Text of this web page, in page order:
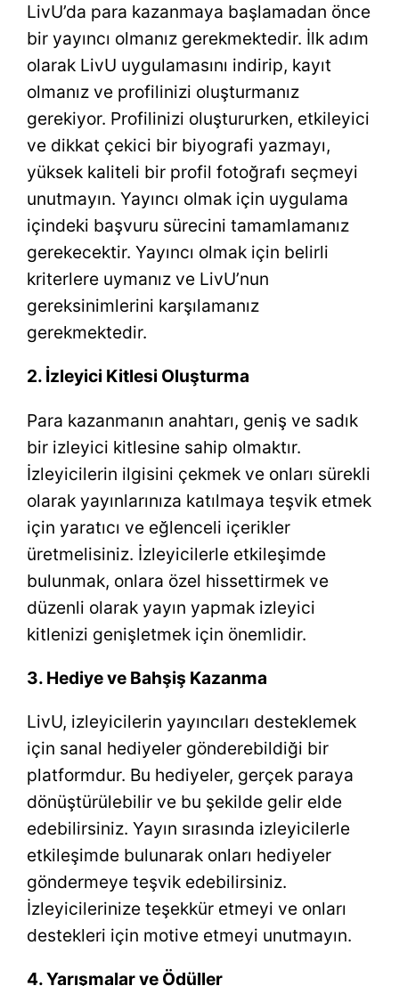
LivU’da para kazanmaya başlamadan önce
bir yayıncı olmanız gerekmektedir. İlk adım
olarak LivU uygulamasını indirip, kayıt
olmanız ve profilinizi oluşturmanız
gerekiyor. Profilinizi oluştururken, etkileyici
ve dikkat çekici bir biyografi yazmayı,
yüksek kaliteli bir profil fotoğrafı seçmeyi
unutmayın. Yayıncı olmak için uygulama
içindeki başvuru sürecini tamamlamanız
gerekecektir. Yayıncı olmak için belirli
kriterlere uymanız ve LivU’nun
gereksinimlerini karşılamanız
gerekmektedir.
2. İzleyici Kitlesi Oluşturma
Para kazanmanın anahtarı, geniş ve sadık
bir izleyici kitlesine sahip olmaktır.
İzleyicilerin ilgisini çekmek ve onları sürekli
olarak yayınlarınıza katılmaya teşvik etmek
için yaratıcı ve eğlenceli içerikler
üretmelisiniz. İzleyicilerle etkileşimde
bulunmak, onlara özel hissettirmek ve
düzenli olarak yayın yapmak izleyici
kitlenizi genişletmek için önemlidir.
3. Hediye ve Bahşiş Kazanma
LivU, izleyicilerin yayıncıları desteklemek
için sanal hediyeler gönderebildiği bir
platformdur. Bu hediyeler, gerçek paraya
dönüştürülebilir ve bu şekilde gelir elde
edebilirsiniz. Yayın sırasında izleyicilerle
etkileşimde bulunarak onları hediyeler
göndermeye teşvik edebilirsiniz.
İzleyicilerinize teşekkür etmeyi ve onları
destekleri için motive etmeyi unutmayın.
4. Yarışmalar ve Ödüller